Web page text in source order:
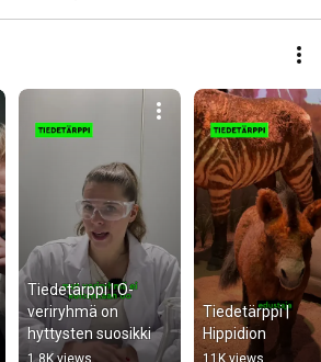
Tiedetärppi | O-
veriryhmä on
hyttysten suosikki
1.8K views
Tiedetärppi |
Hippidion
11K views